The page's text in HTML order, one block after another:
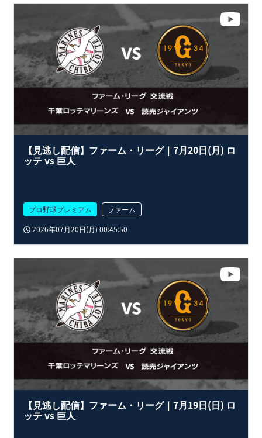
【見逃し配信】ファーム・リーグ｜7月20日(月) ロ
ッテ vs 巨人
プロ野球プレミアム
ファーム
2026年07月20日(月) 00:45:50
【見逃し配信】ファーム・リーグ｜7月19日(日) ロ
ッテ vs 巨人